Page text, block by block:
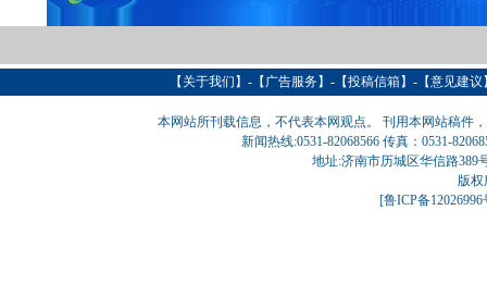
【 关于我们 】-【 广告服务】-【投稿信箱】-【意见建
本网站所刊载信息，不代表本网观点。 刊用本网站稿件
新闻热线:0531-82068566 传真：0531-
地址:济南市历城区华信路389
版
[鲁ICP备12026996